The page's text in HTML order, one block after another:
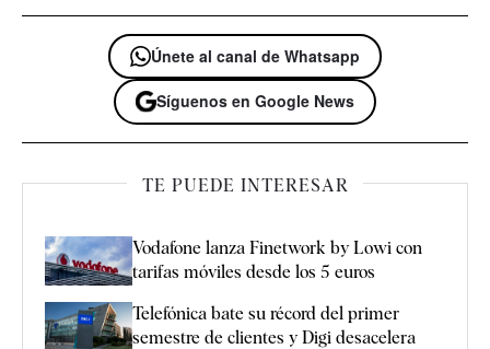
Únete al canal de Whatsapp
Síguenos en Google News
TE PUEDE INTERESAR
Vodafone lanza Finetwork by Lowi con
tarifas móviles desde los 5 euros
Telefónica bate su récord del primer
semestre de clientes y Digi desacelera